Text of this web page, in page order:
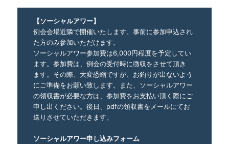
【ソーシャルアワー】
例会会場近隣で開催いたします。事前に参加申込され
た方のみ参加いただけます。
ソーシャルアワー参加費は6,000円程度を予定してい
ます。参加費は、例会の受付時に徴収をさせて頂き
ます。その際、大変恐縮ですが、お釣りが出ないよう
にご準備をお願い致します。また、ソーシャルアワー
の領収書が必要な方は、参加費をお支払い頂く際にご
申し出ください。後日、pdfの領収書をメールにてお
送りさせていただきます。
ソーシャルアワー申し込みフォーム